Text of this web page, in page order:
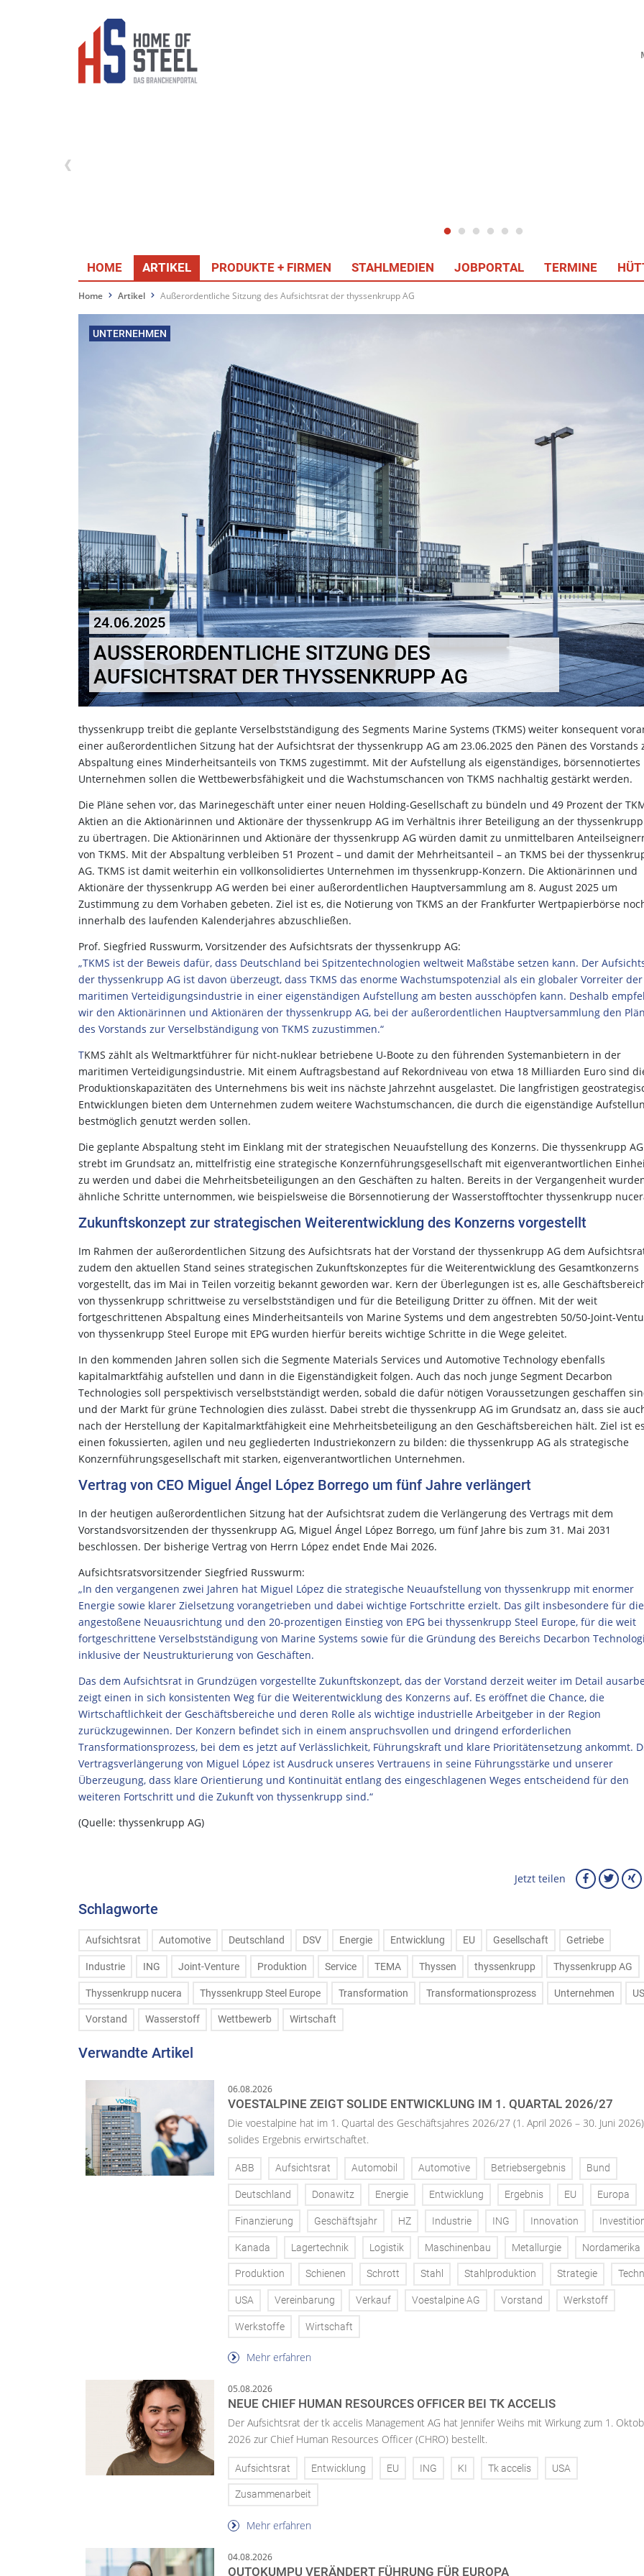
HOME ARTIKEL PRODUKTE + FIRMEN STAHLMEDIEN JOBPORTAL TERMINE
Home Artikel Außerordentliche Sitzung des Aufsichtsrat der thyssenkrupp AG
UNTERNEHMEN
24.06.2025
AUSSERORDENTLICHE SITZUNG DES A
UFSICHTSRAT DER THYSSENKRUPP AG
thyssenkrupp treibt die geplante Verselbstständigung des Segments Marine Systems (TKMS) weiter konsequent
einer außerordentlichen Sitzung hat der Aufsichtsrat der thyssenkrupp AG am 23.06.2025 den Pänen des Vorstands
Abspaltung eines Minderheitsanteils von TKMS zugestimmt. Mit der Aufstellung als eigenständiges, börsennotiertes
Unternehmen sollen die Wettbewerbsfähigkeit und die Wachstumschancen von TKMS nachhaltig gestärkt werden.
Die Pläne sehen vor, das Marinegeschäft unter einer neuen Holding-Gesellschaft zu bündeln und 49 Prozent der
Aktien an die Aktionärinnen und Aktionäre der thyssenkrupp AG im Verhältnis ihrer Beteiligung an der thyssenkrupp
zu übertragen. Die Aktionärinnen und Aktionäre der thyssenkrupp AG würden damit zu unmittelbaren
von TKMS. Mit der Abspaltung verbleiben 51 Prozent – und damit der Mehrheitsanteil – an TKMS bei der
AG. TKMS ist damit weiterhin ein vollkonsolidiertes Unternehmen im thyssenkrupp-Konzern. Die Aktionärinnen und
Aktionäre der thyssenkrupp AG werden bei einer außerordentlichen Hauptversammlung am 8. August 2025 um
Zustimmung zu dem Vorhaben gebeten. Ziel ist es, die Notierung von TKMS an der Frankfurter Wertpapierbörse
innerhalb des laufenden Kalenderjahres abzuschließen.
Prof. Siegfried Russwurm, Vorsitzender des Aufsichtsrats der thyssenkrupp AG:
„TKMS ist der Beweis dafür, dass Deutschland bei Spitzentechnologien weltweit Maßstäbe setzen kann. Der
der thyssenkrupp AG ist davon überzeugt, dass TKMS das enorme Wachstumspotenzial als ein globaler Vorreiter der
maritimen Verteidigungsindustrie in einer eigenständigen Aufstellung am besten ausschöpfen kann. Deshalb
wir den Aktionärinnen und Aktionären der thyssenkrupp AG, bei der außerordentlichen Hauptversammlung den
des Vorstands zur Verselbständigung von TKMS zuzustimmen.“
TKMS zählt als Weltmarktführer für nicht-nuklear betriebene U-Boote zu den führenden Systemanbietern in der
maritimen Verteidigungsindustrie. Mit einem Auftragsbestand auf Rekordniveau von etwa 18 Milliarden Euro sind
Produktionskapazitäten des Unternehmens bis weit ins nächste Jahrzehnt ausgelastet. Die langfristigen
Entwicklungen bieten dem Unternehmen zudem weitere Wachstumschancen, die durch die eigenständige
bestmöglich genutzt werden sollen.
Die geplante Abspaltung steht im Einklang mit der strategischen Neuaufstellung des Konzerns. Die thyssenkrupp AG
strebt im Grundsatz an, mittelfristig eine strategische Konzernführungsgesellschaft mit eigenverantwortlichen
zu werden und dabei die Mehrheitsbeteiligungen an den Geschäften zu halten. Bereits in der Vergangenheit
ähnliche Schritte unternommen, wie beispielsweise die Börsennotierung der Wasserstofftochter thyssenkrupp
Zukunftskonzept zur strategischen Weiterentwicklung des Konzerns vorgestellt
Im Rahmen der außerordentlichen Sitzung des Aufsichtsrats hat der Vorstand der thyssenkrupp AG dem
zudem den aktuellen Stand seines strategischen Zukunftskonzeptes für die Weiterentwicklung des Gesamtkonzerns
vorgestellt, das im Mai in Teilen vorzeitig bekannt geworden war. Kern der Überlegungen ist es, alle
von thyssenkrupp schrittweise zu verselbstständigen und für die Beteiligung Dritter zu öffnen. Mit der weit
fortgeschrittenen Abspaltung eines Minderheitsanteils von Marine Systems und dem angestrebten 50/50-Joint-
von thyssenkrupp Steel Europe mit EPG wurden hierfür bereits wichtige Schritte in die Wege geleitet.
In den kommenden Jahren sollen sich die Segmente Materials Services und Automotive Technology ebenfalls
kapitalmarktfähig aufstellen und dann in die Eigenständigkeit folgen. Auch das noch junge Segment Decarbon
Technologies soll perspektivisch verselbstständigt werden, sobald die dafür nötigen Voraussetzungen geschaffen
und der Markt für grüne Technologien dies zulässt. Dabei strebt die thyssenkrupp AG im Grundsatz an, dass sie
nach der Herstellung der Kapitalmarktfähigkeit eine Mehrheitsbeteiligung an den Geschäftsbereichen hält. Ziel ist
einen fokussierten, agilen und neu gegliederten Industriekonzern zu bilden: die thyssenkrupp AG als strategische
Konzernführungsgesellschaft mit starken, eigenverantwortlichen Unternehmen.
Vertrag von CEO Miguel Ángel López Borrego um fünf Jahre verlängert
In der heutigen außerordentlichen Sitzung hat der Aufsichtsrat zudem die Verlängerung des Vertrags mit dem
Vorstandsvorsitzenden der thyssenkrupp AG, Miguel Ángel López Borrego, um fünf Jahre bis zum 31. Mai 2031
beschlossen. Der bisherige Vertrag von Herrn López endet Ende Mai 2026.
Aufsichtsratsvorsitzender Siegfried Russwurm:
„In den vergangenen zwei Jahren hat Miguel López die strategische Neuaufstellung von thyssenkrupp mit enormer
Energie sowie klarer Zielsetzung vorangetrieben und dabei wichtige Fortschritte erzielt. Das gilt insbesondere für die
angestoßene Neuausrichtung und den 20-prozentigen Einstieg von EPG bei thyssenkrupp Steel Europe, für die weit
fortgeschrittene Verselbstständigung von Marine Systems sowie für die Gründung des Bereichs Decarbon
inklusive der Neustrukturierung von Geschäften.
Das dem Aufsichtsrat in Grundzügen vorgestellte Zukunftskonzept, das der Vorstand derzeit weiter im Detail
zeigt einen in sich konsistenten Weg für die Weiterentwicklung des Konzerns auf. Es eröffnet die Chance, die
Wirtschaftlichkeit der Geschäftsbereiche und deren Rolle als wichtige industrielle Arbeitgeber in der Region
zurückzugewinnen. Der Konzern befindet sich in einem anspruchsvollen und dringend erforderlichen
Transformationsprozess, bei dem es jetzt auf Verlässlichkeit, Führungskraft und klare Prioritätensetzung ankommt.
Vertragsverlängerung von Miguel López ist Ausdruck unseres Vertrauens in seine Führungsstärke und unserer
Überzeugung, dass klare Orientierung und Kontinuität entlang des eingeschlagenen Weges entscheidend für den
weiteren Fortschritt und die Zukunft von thyssenkrupp sind.“
(Quelle: thyssenkrupp AG)
Jetzt teilen
Schlagworte
Aufsichtsrat Automotive Deutschland DSV Energie Entwicklung EU Gesellschaft Getriebe
Industrie ING Joint-Venture Produktion Service TEMA Thyssen thyssenkrupp Thyssenkrupp AG
Thyssenkrupp nucera Thyssenkrupp Steel Europe Transformation Transformationsprozess Unternehmen
Vorstand Wasserstoff Wettbewerb Wirtschaft
Verwandte Artikel
06.08.2026
VOESTALPINE ZEIGT SOLIDE ENTWICKLUNG IM 1. QUARTAL 2026/27
Die voestalpine hat im 1. Quartal des Geschäftsjahres 2026/27 (1. April 2026 – 30. Juni
solides Ergebnis erwirtschaftet.
ABB Aufsichtsrat Automobil Automotive Betriebsergebnis Bund
Deutschland Donawitz Energie Entwicklung Ergebnis EU Europa
Finanzierung Geschäftsjahr HZ Industrie ING Innovation
Kanada Lagertechnik Logistik Maschinenbau Metallurgie Nordamerika
Produktion Schienen Schrott Stahl Stahlproduktion Strategie
USA Vereinbarung Verkauf Voestalpine AG Vorstand Werkstoff
Werkstoffe Wirtschaft
Mehr erfahren
05.08.2026
NEUE CHIEF HUMAN RESOURCES OFFICER BEI TK ACCELIS
Der Aufsichtsrat der tk accelis Management AG hat Jennifer Weihs mit Wirkung zum 1.
2026 zur Chief Human Resources Officer (CHRO) bestellt.
Aufsichtsrat Entwicklung EU ING KI Tk accelis USA
Zusammenarbeit
Mehr erfahren
04.08.2026
OUTOKUMPU VERÄNDERT FÜHRUNG FÜR EUROPA